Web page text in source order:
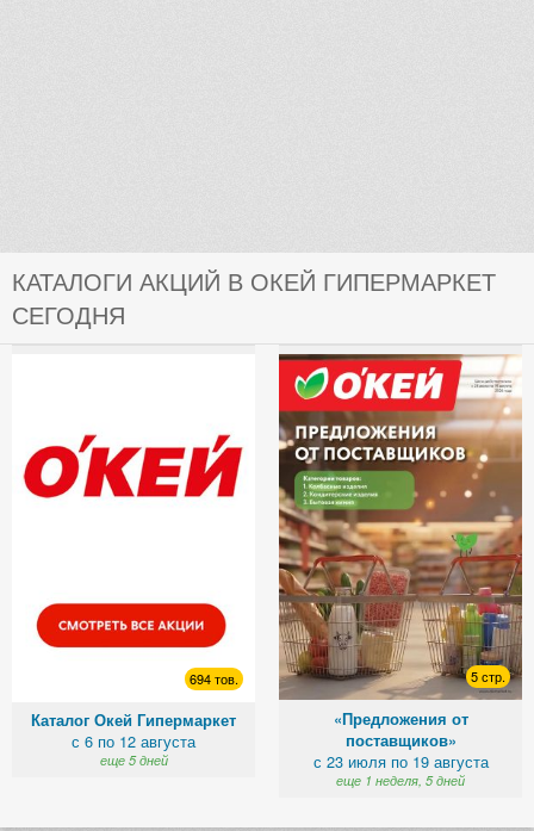
КАТАЛОГИ АКЦИЙ В ОКЕЙ ГИПЕРМАРКЕТ
СЕГОДНЯ
694 тов.
Каталог Окей Гипермаркет
с 6 по 12 августа
еще 5 дней
5 стр.
«Предложения от
поставщиков»
с 23 июля по 19 августа
еще 1 неделя, 5 дней